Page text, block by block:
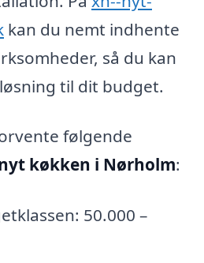
kan du nemt indhente
så du kan
til dit budget.
følgende
køkken i Nørholm:
50.000 –